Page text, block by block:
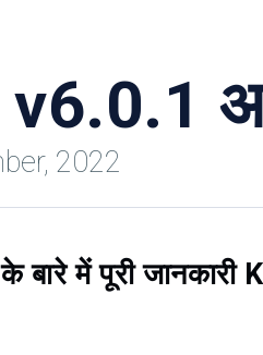
v6.0.1
2022
में पूरी जानकारी